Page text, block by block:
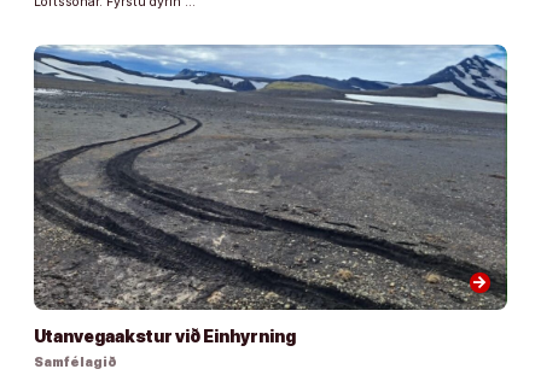
arrow_forward
Utanvegaakstur við Einhyrning
Samfélagið